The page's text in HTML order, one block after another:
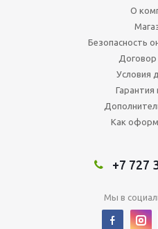
О
Безопасность
Условия
Гарантия
Как
+7 727
Мы в